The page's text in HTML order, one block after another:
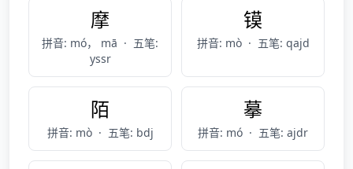
摩
拼音: mó， mā · 五笔:
yssr
镆
拼音: mò · 五笔: qajd
陌
拼音: mò · 五笔: bdj
摹
拼音: mó · 五笔: ajdr